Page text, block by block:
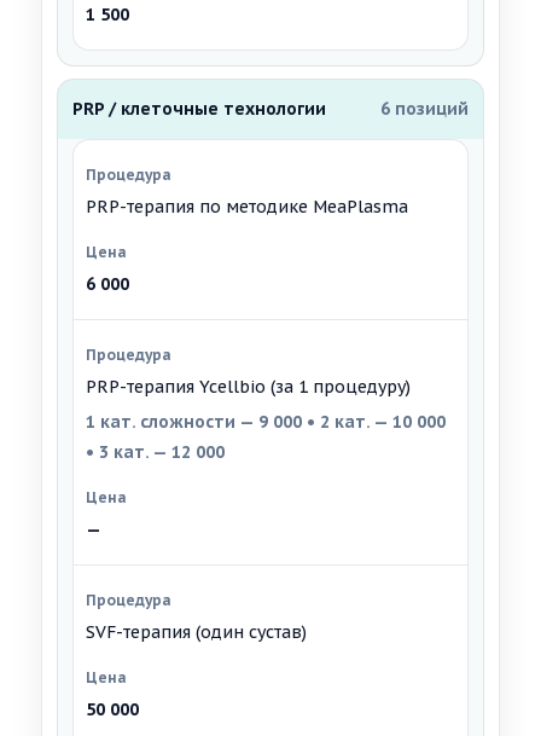
1 500
PRP / клеточные технологии 6 позиций
PRP-терапия по методике MeaPlasma
6 000
PRP-терапия Ycellbio (за 1 процедуру)
1 кат. сложности — 9 000 • 2 кат. — 10 000
• 3 кат. — 12 000
—
SVF-терапия (один сустав)
50 000